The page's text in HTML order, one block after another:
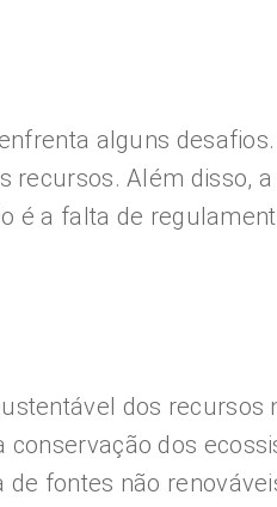
alguns
Além disso,
é a falta de
dos
dos
fontes não